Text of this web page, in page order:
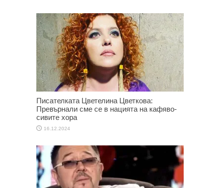
Писателката Цветелина Цветкова:
Превърнали сме се в нацията на кафяво-
сивите хора
16.12.2024